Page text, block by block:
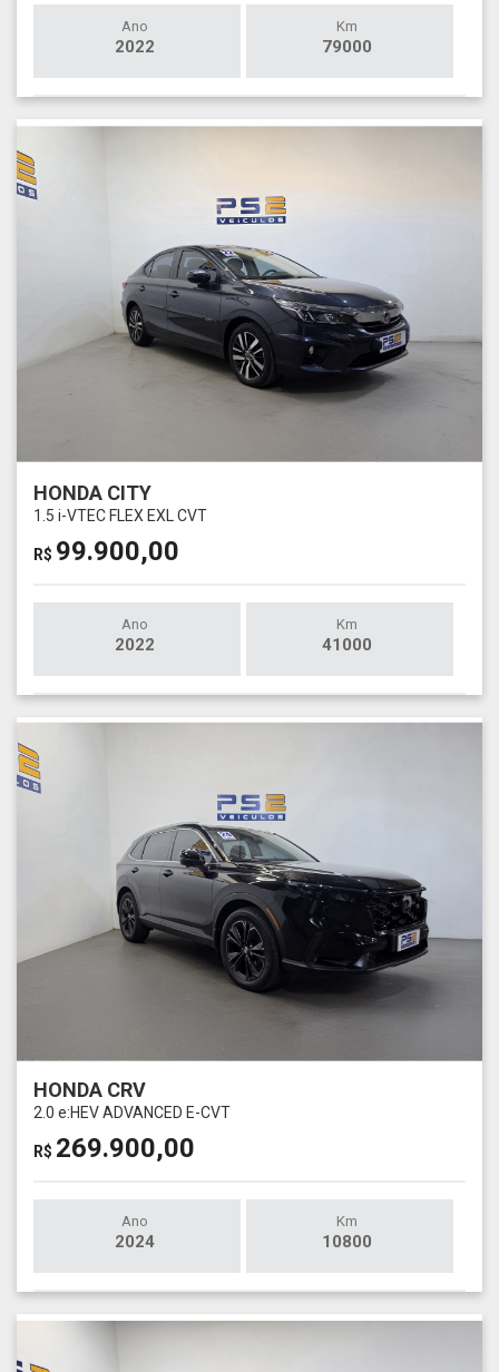
Ano
2022
Km
79000
HONDA CITY
1.5 i-VTEC FLEX EXL CVT
R$ 99.900,00
Ano
2022
Km
41000
HONDA CRV
2.0 e:HEV ADVANCED E-CVT
R$ 269.900,00
Ano
2024
Km
10800